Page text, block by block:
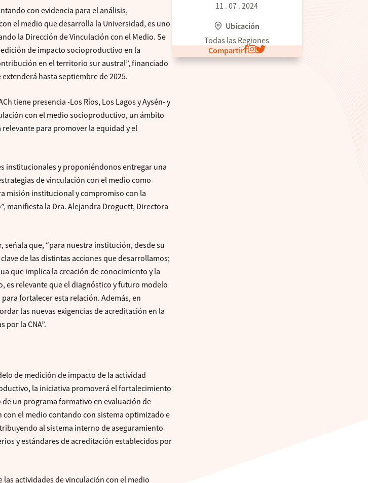
con evidencia para el análisis,
el medio que desarrolla la Universidad, es uno
la Dirección de Vinculación con el Medio. Se
de impacto socioproductivo en la
en el territorio sur austral”, financiado
hasta septiembre de 2025.
tiene presencia -Los Ríos, Los Lagos y Aysén- y
con el medio socioproductivo, un ámbito
para promover la equidad y el
institucionales y proponiéndonos entregar una
de vinculación con el medio como
misión institucional y compromiso con la
manifiesta la Dra. Alejandra Droguett, Directora
señala que, “para nuestra institución, desde su
de las distintas acciones que desarrollamos;
que implica la creación de conocimiento y la
es relevante que el diagnóstico y futuro modelo
fortalecer esta relación. Además, en
las nuevas exigencias de acreditación en la
la CNA”.
de medición de impacto de la actividad
la iniciativa promoverá el fortalecimiento
un programa formativo en evaluación de
el medio contando con sistema optimizado e
al sistema interno de aseguramiento
y estándares de acreditación establecidos por
actividades de vinculación con el medio
11 . 07 . 2024
Ubicación
Todas las Regiones
Compartir